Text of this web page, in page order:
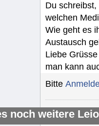
Du
welchen
Wie geht es
Austausch
Liebe
man kann
Bitte
noch weitere